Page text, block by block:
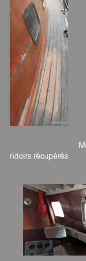
Marc
ridoirs récupérés